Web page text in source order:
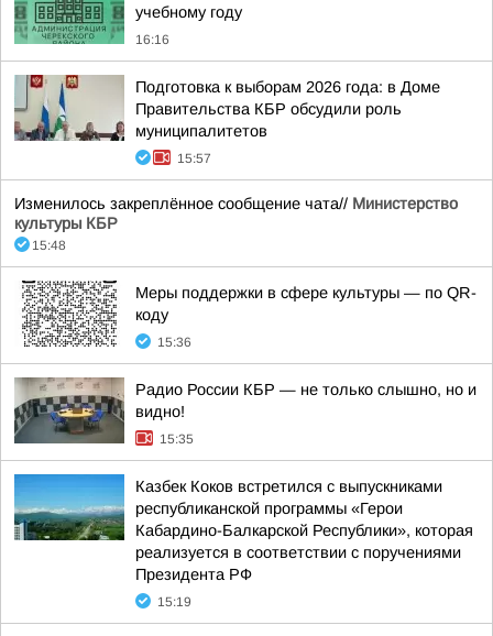
учебному году
16:16
Подготовка к выборам 2026 года: в Доме
Правительства КБР обсудили роль
муниципалитетов
15:57
Изменилось закреплённое сообщение чата// Министерство
культуры КБР
15:48
Меры поддержки в сфере культуры — по QR-
коду
15:36
Радио России КБР — не только слышно, но и
видно!
15:35
Казбек Коков встретился с выпускниками
республиканской программы «Герои
Кабардино-Балкарской Республики», которая
реализуется в соответствии с поручениями
Президента РФ
15:19